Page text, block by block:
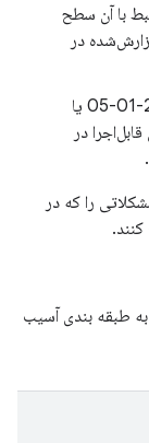
با آن سطح
در
دستگاه‌هایی که از سطح وصله امنیتی 2024-01-05 یا
در
را که در
طبقه بندی آسیب